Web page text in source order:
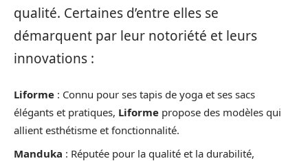
qualité. Certaines d’entre elles se
démarquent par leur notoriété et leurs
innovations :
Liforme : Connu pour ses tapis de yoga et ses sacs
élégants et pratiques, Liforme propose des modèles qui
allient esthétisme et fonctionnalité.
Manduka : Réputée pour la qualité et la durabilité,